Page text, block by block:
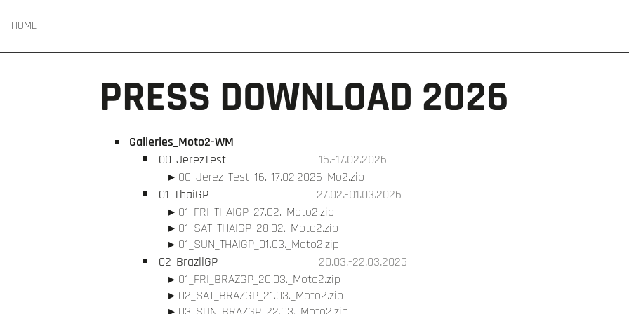
HOME
PRESS DOWNLOAD 2026
Galleries_Moto2-WM
00 JerezTest
16.-17.02.2026
00_Jerez_Test_16.-17.02.2026_Mo2.zip
01 ThaiGP
27.02.-01.03.2026
01_FRI_THAIGP_27.02._Moto2.zip
01_SAT_THAIGP_28.02._Moto2.zip
01_SUN_THAIGP_01.03._Moto2.zip
02 BrazilGP
20.03.-22.03.2026
01_FRI_BRAZGP_20.03._Moto2.zip
02_SAT_BRAZGP_21.03._Moto2.zip